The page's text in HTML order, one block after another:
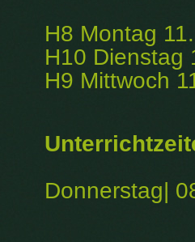
H8 Montag
H10 Dienstag
H9 Mittwoch
Donnerstag|